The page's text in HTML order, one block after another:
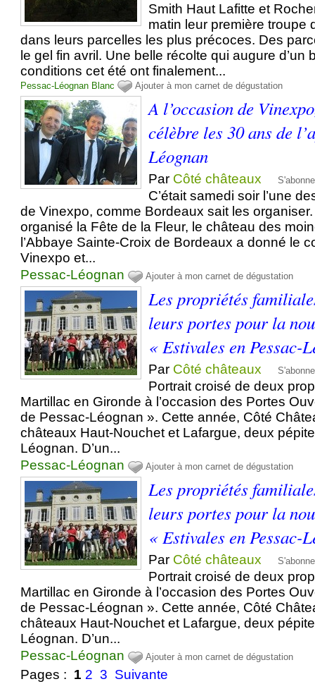
Smith Haut Lafitte et
matin leur première troupe
dans leurs parcelles les plus précoces. Des
le gel fin avril. Une belle récolte qui augure d’un
conditions cet été ont finalement...
Pessac-Léognan Blanc Ajouter à mon carnet de dégustation
A l’occasion de
célèbre les 30 ans de
Léognan
Par Côté châteaux
C’était samedi soir l’une
de Vinexpo, comme Bordeaux sait les
organisé la Fête de la Fleur, le château des
l’Abbaye Sainte-Croix de Bordeaux a donné le
Vinexpo et...
Pessac-Léognan
Ajouter à mon carnet de dégustation
Les propriétés
leurs portes pour la
« Estivales en Pessac-
Par Côté châteaux
Portrait croisé de deux
Martillac en Gironde à l’occasion des Portes
de Pessac-Léognan ». Cette année, Côté
châteaux Haut-Nouchet et Lafargue, deux
Léognan. D’un...
Pessac-Léognan
Ajouter à mon carnet de dégustation
Les propriétés
leurs portes pour la
« Estivales en Pessac-
Par Côté châteaux
Portrait croisé de deux
Martillac en Gironde à l’occasion des Portes
de Pessac-Léognan ». Cette année, Côté
châteaux Haut-Nouchet et Lafargue, deux
Léognan. D’un...
Pessac-Léognan
Ajouter à mon carnet de dégustation
Pages : 1 2 3 Suivante